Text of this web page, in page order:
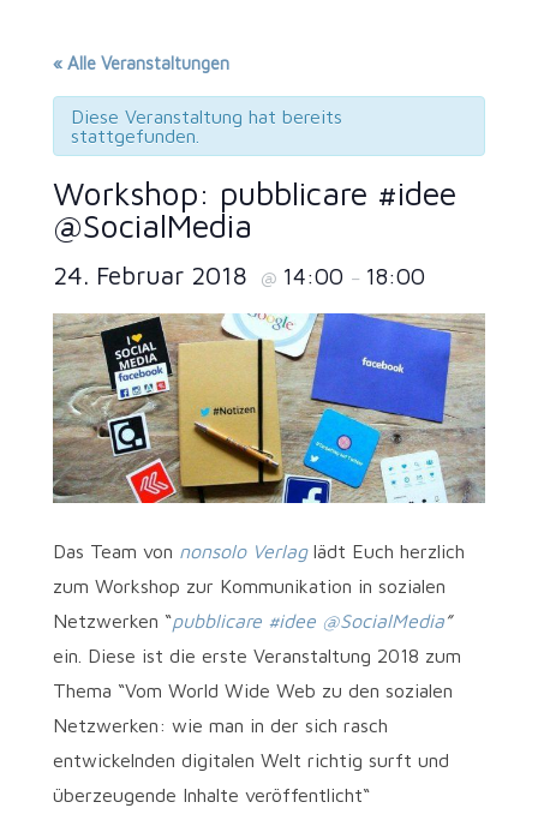
« Alle Veranstaltungen
Diese Veranstaltung hat bereits
stattgefunden.
Workshop: pubblicare #idee
@SocialMedia
24. Februar 2018 @ 14:00 – 18:00
Das Team von nonsolo Verlaglädt Euch herzlich
zum Workshop zur Kommunikation in sozialen
Netzwerken “pubblicare #idee @SocialMedia”
ein. Diese ist die erste Veranstaltung 2018 zum
Thema “Vom World Wide Web zu den sozialen
Netzwerken: wie man in der sich rasch
entwickelnden digitalen Welt richtig surft und
überzeugende Inhalte veröffentlicht“